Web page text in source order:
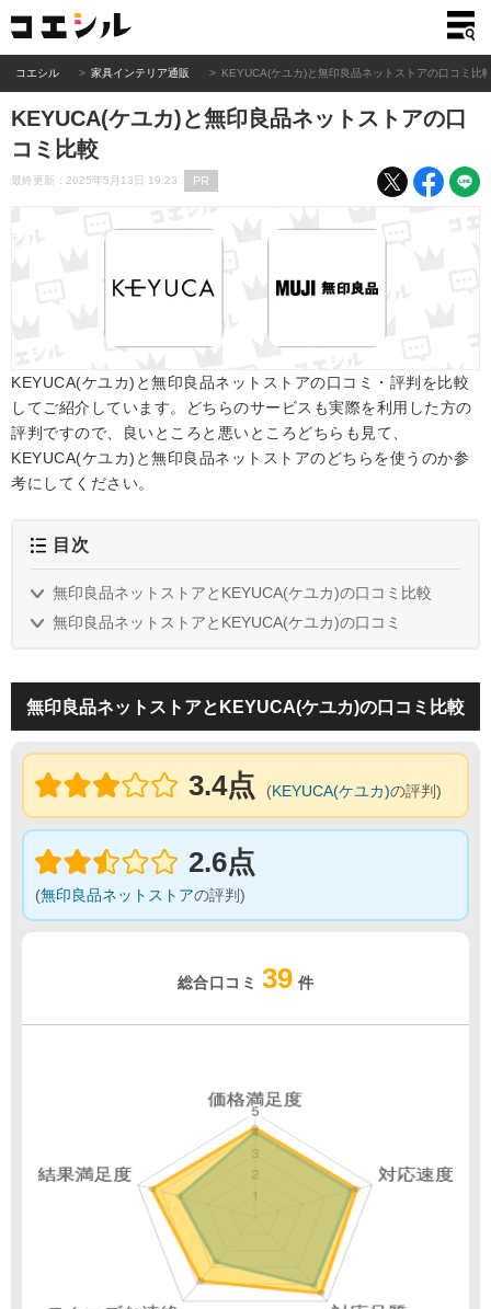
コエシル 家具インテリア通販 KEYUCA(ケユカ)と無印良品ネットストアの口コミ比
KEYUCA(ケユカ)と無印良品ネットストアの口
コミ比較
最終更新：2025年5月13日 19:23 PR
KEYUCA(ケユカ)と無印良品ネットストアの口コミ・評判を比較
してご紹介しています。どちらのサービスも実際を利用した方の
評判ですので、良いところと悪いところどちらも見て、
KEYUCA(ケユカ)と無印良品ネットストアのどちらを使うのか参
考にしてください。
目次
無印良品ネットストアとKEYUCA(ケユカ)の口コミ比較
無印良品ネットストアとKEYUCA(ケユカ)の口コミ
無印良品ネットストアとKEYUCA(ケユカ)の口コミ比較
3.4点 (KEYUCA(ケユカ)の評判)
2.6点
(無印良品ネットストアの評判)
総合口コミ 39 件